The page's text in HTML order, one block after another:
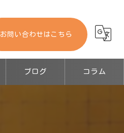
お問い合わせはこちら
ブログ コラム